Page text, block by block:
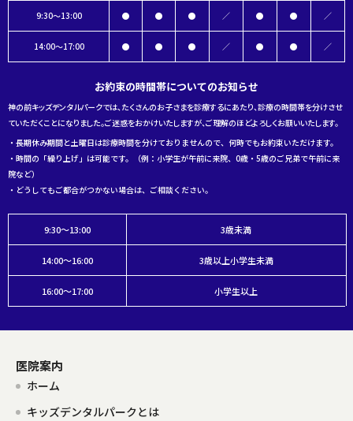
9:30～13:00 ● ● ● ／ ● ● ／
14:00～17:00 ● ● ● ／ ● ● ／
お約束の時間帯についてのお知らせ
神の前キッズデンタルパークでは、たくさんのお子さまを診療するにあたり、診療の時間帯を分けさせ
ていただくことになりました。ご迷惑をおかけいたしますが、ご理解のほどよろしくお願いいたします。
・長期休み期間と土曜日は診療時間を分けておりませんので、何時でもお約束いただけます。
・時間の「繰り上げ」は可能です。（例：小学生が午前に来院、0歳・5歳のご兄弟で午前に来
院など）
・どうしてもご都合がつかない場合は、ご相談ください。
9:30～13:00
14:00～16:00
16:00～17:00
3歳未満
3歳以上小学生未満
小学生以上
医院案内
ホーム
キッズデンタルパークとは